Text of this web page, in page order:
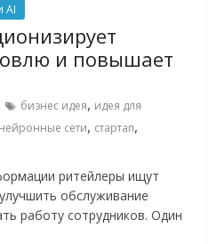
AI
и повышает
бизнес идея, идея для
нейронные сети, стартап,
ритейлеры ищут
обслуживание
работу сотрудников. Один